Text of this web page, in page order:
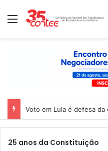
Menu
Voto em Lula é defesa da
25 anos da Constituição